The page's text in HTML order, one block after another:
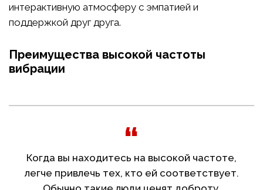
интерактивную атмосферу с эмпатией и
поддержкой друг друга.
Преимущества высокой частоты
вибрации
Когда вы находитесь на высокой частоте,
легче привлечь тех, кто ей соответствует.